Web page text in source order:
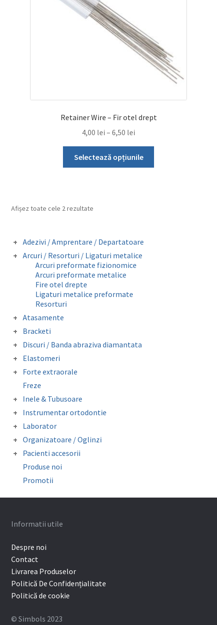
Adezivi / Amprentare / Departatoare
Adezivi bracketi
Adezivi inel molar
Amprentare
Departatoare
Arcuri / Resorturi / Ligaturi metalice
Arcuri preformate fizionomice
Arcuri preformate metalice
Fire otel drepte
Ligaturi metalice preformate
Resorturi
Atasamente
Butoni colabili
Carlige crimpabile
Contentie
Mini stops
Bracketi
Bracketi autoligaturanti
Bracketi fizionomici
Bracketi metalici
Discuri / Banda abraziva diamantata
Banda perforata abraziva metalica
diamantata
Elastomeri
Catene
Elastice extraorale
Elastice intraorale
Ligaturi elastice
Separatoare
Forte extraorale
Module de siguranta
Freze
Inele & Tubusoare
Inele molar
Tubusor molar 1 si 2
Instrumentar ortodontie
Clesti
Instrumentar auxiliar
Pense
Sonde/Explorer/Director ligaturi
Laborator
Accesorii laborator
Folii copolyester / polypropylene /
Mouthguard Soft EVA
Surub expansiune
Organizatoare / Oglinzi
Oglinzi fotografie
Organizatoare
Pacienti accesorii
Ceara ortodontica
Cutie depozitare aparat mobil
Protectie bracketi
Produse noi
Promotii
produsului.
Retainer Wire – Fir otel drept
4,00 lei – 6,50 lei
prețuri:
4,00 lei
Selectează opțiunile
Afișez toate cele 2 rezultate
Informatii utile
Despre noi
Contact
Livrarea Produselor
Politică De Confidențialitate
Politică de cookie
© Simbols 2023